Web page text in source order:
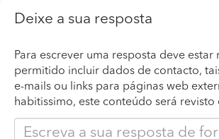
Deixe a sua resposta
Para escrever uma resposta deve
permitido incluir dados de contacto,
e-mails ou links para páginas web
habitissimo, este conteúdo será revisto